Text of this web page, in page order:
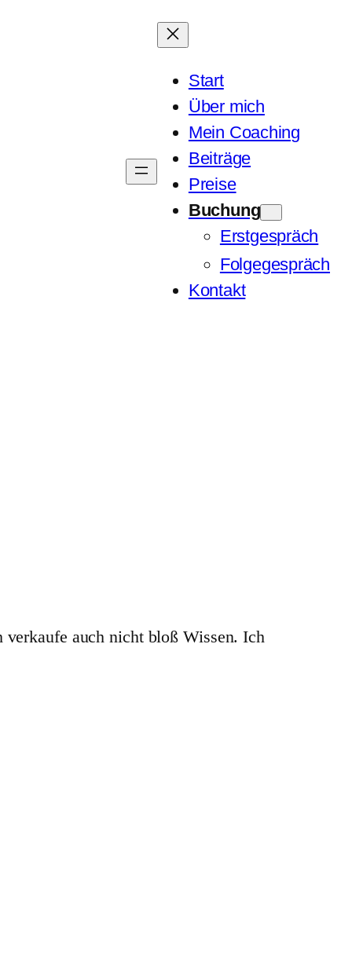
Start
Über mich
Mein Coaching
Beiträge
Preise
Buchung
Erstgespräch
Folgegespräch
Kontakt
auch nicht bloß Wissen. Ich